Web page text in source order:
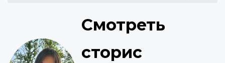
Смотреть
сторис